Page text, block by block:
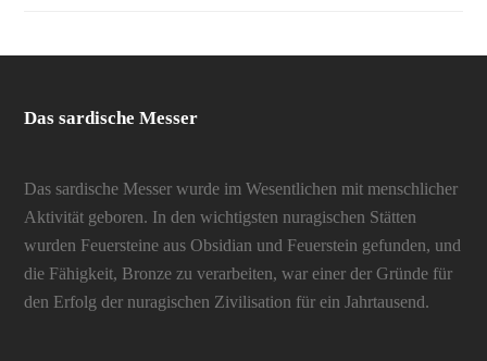
Das sardische Messer
Das sardische Messer wurde im Wesentlichen mit menschlicher
Aktivität geboren. In den wichtigsten nuragischen Stätten
wurden Feuersteine aus Obsidian und Feuerstein gefunden, und
die Fähigkeit, Bronze zu verarbeiten, war einer der Gründe für
den Erfolg der nuragischen Zivilisation für ein Jahrtausend.